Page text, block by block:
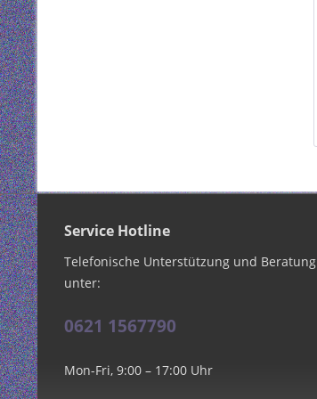
Service Hotline
Telefonische Unterstützung und Beratung
unter:
0621 1567790
Mon-Fri, 9:00 – 17:00 Uhr